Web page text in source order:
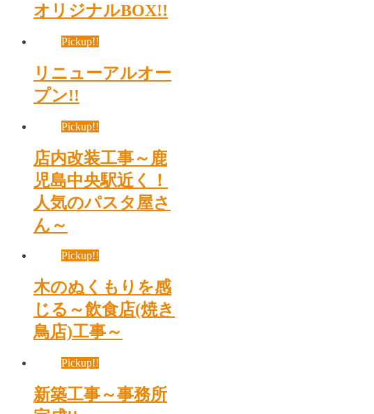
オリジナルBOX!!
Pickup!!
リニューアルオー
プン!!
Pickup!!
店内改装工事～鹿
児島中央駅近く！
人気のパスタ屋さ
ん～
Pickup!!
木のぬくもりを感
じる～飲食店(焼き
鳥店)工事～
Pickup!!
新築工事～事務所